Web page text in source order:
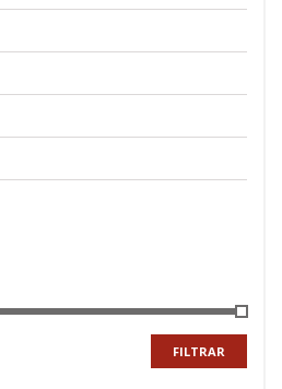
FILTRAR